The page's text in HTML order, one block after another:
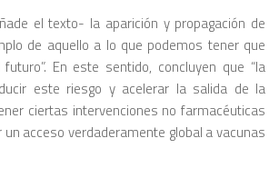
el texto- la aparición y propagación de
de aquello a lo que podemos tener que
En este sentido, concluyen que “la
este riesgo y acelerar la salida de la
ciertas intervenciones no farmacéuticas
un acceso verdaderamente global a vacunas